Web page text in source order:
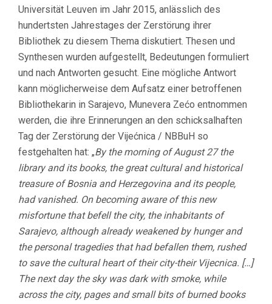
Universität Leuven im Jahr 2015, anlässlich des
hundertsten Jahrestages der Zerstörung ihrer
Bibliothek zu diesem Thema diskutiert. Thesen und
Synthesen wurden aufgestellt, Bedeutungen formuliert
und nach Antworten gesucht. Eine mögliche Antwort
kann möglicherweise dem Aufsatz einer betroffenen
Bibliothekarin in Sarajevo, Munevera Zećo entnommen
werden, die ihre Erinnerungen an den schicksalhaften
Tag der Zerstörung der Vijećnica / NBBuH so
festgehalten hat: „By the morning of August 27 the
library and its books, the great cultural and historical
treasure of Bosnia and Herzegovina and its people,
had vanished. On becoming aware of this new
misfortune that befell the city, the inhabitants of
Sarajevo, although already weakened by hunger and
the personal tragedies that had befallen them, rushed
to save the cultural heart of their city-their Vijecnica. […]
The next day the sky was dark with smoke, while
across the city, pages and small bits of burned books